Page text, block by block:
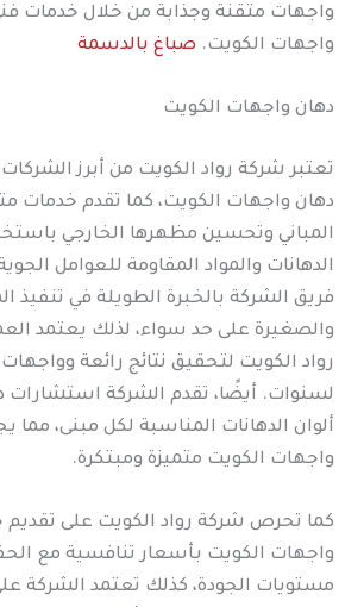
واجهات متقنة وجذابة من خلال خدمات
واجهات الكويت. صباغ بالدسمة
دهان واجهات الكويت
تعتبر شركة رواد الكويت من أبرز
دهان واجهات الكويت، كما تقدم خدمات
المباني وتحسين مظهرها الخارجي
الدهانات والمواد المقاومة للعوامل
فريق الشركة بالخبرة الطويلة في تنفيذ
والصغيرة على حد سواء، لذلك يعتمد
رواد الكويت لتحقيق نتائج رائعة
لسنوات. أيضًا، تقدم الشركة استشارات
ألوان الدهانات المناسبة لكل مبنى،
واجهات الكويت متميزة ومبتكرة.
كما تحرص شركة رواد الكويت على تقديم
واجهات الكويت بأسعار تنافسية مع
مستويات الجودة، كذلك تعتمد الشركة